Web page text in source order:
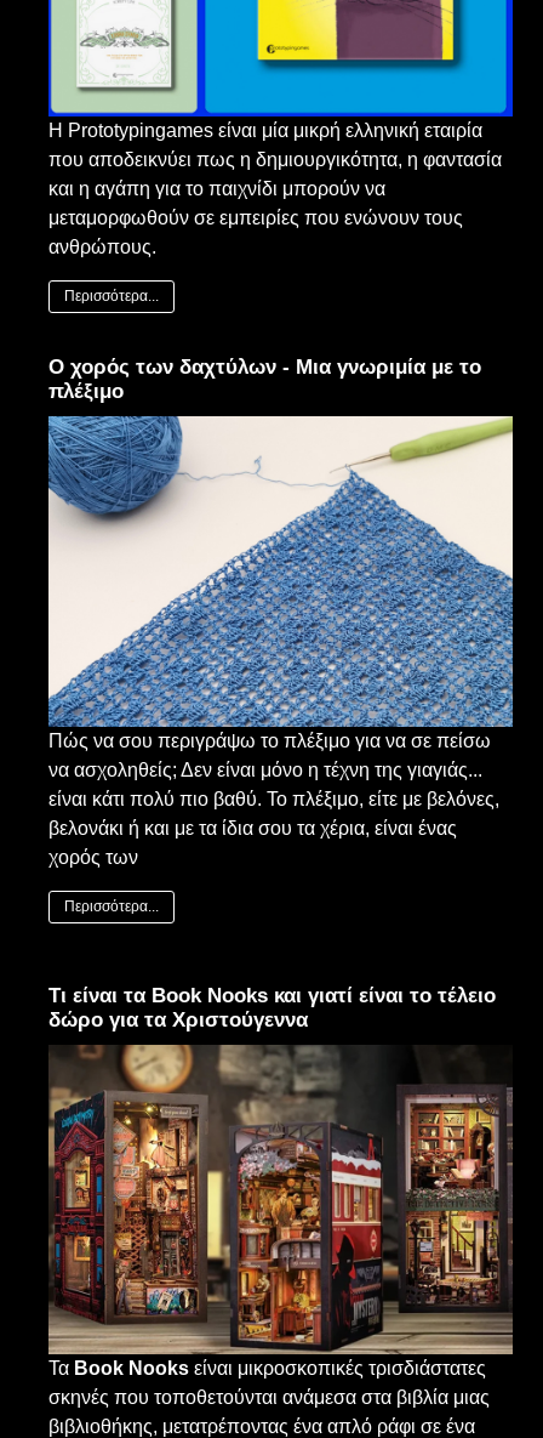
Η Prototypingames είναι μία μικρή ελληνική εταιρία
που αποδεικνύει πως η δημιουργικότητα, η φαντασία
και η αγάπη για το παιχνίδι μπορούν να
μεταμορφωθούν σε εμπειρίες που ενώνουν τους
ανθρώπους.
Περισσότερα...
Ο χορός των δαχτύλων - Μια γνωριμία με το
πλέξιμο
Πώς να σου περιγράψω το πλέξιμο για να σε πείσω
να ασχοληθείς; Δεν είναι μόνο η τέχνη της γιαγιάς...
είναι κάτι πολύ πιο βαθύ. Το πλέξιμο, είτε με βελόνες,
βελονάκι ή και με τα ίδια σου τα χέρια, είναι ένας
χορός των
Περισσότερα...
Τι είναι τα Book Nooks και γιατί είναι το τέλειο
δώρο για τα Χριστούγεννα
Τα Book Nooks είναι μικροσκοπικές τρισδιάστατες
σκηνές που τοποθετούνται ανάμεσα στα βιβλία μιας
βιβλιοθήκης, μετατρέποντας ένα απλό ράφι σε ένα